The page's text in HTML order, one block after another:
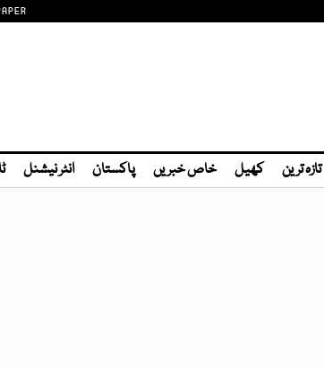
تازہ ترین کھیل خاص خبریں پاکستان انٹر نیشنل